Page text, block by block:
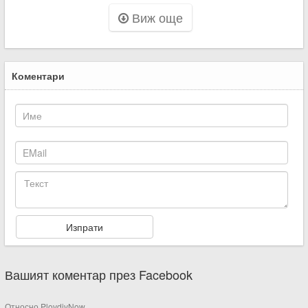
Виж още
Коментари
Вашият коментар през Facebook